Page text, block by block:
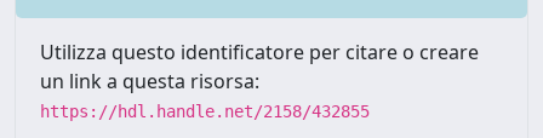
Utilizza questo identificatore per citare o creare
un link a questa risorsa:
https://hdl.handle.net/2158/432855